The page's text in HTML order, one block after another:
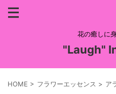
花の癒しに
"Laugh"
HOME > フラワーエッセンス > ア